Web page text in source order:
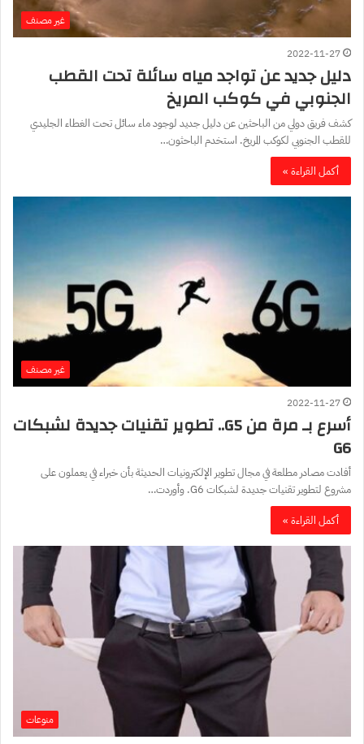
غير مصنف
2022-11-27
دليل جديد عن تواجد مياه سائلة تحت القطب
الجنوبي في كوكب المريخ
كشف فريق دولي من الباحثين عن دليل جديد لوجود ماء سائل تحت الغطاء الجليدي
للقطب الجنوبي لكوكب المريخ. استخدم الباحثون…
أكمل القراءة »
غير مصنف
2022-11-27
أسرع بـ مرة من G5.. تطوير تقنيات جديدة لشبكات
G6
أفادت مصادر مطلعة في مجال تطوير الإلكترونيات الحديثة بأن خبراء في يعملون على
مشروع لتطوير تقنيات جديدة لشبكات G6. وأوردت…
أكمل القراءة »
منوعات